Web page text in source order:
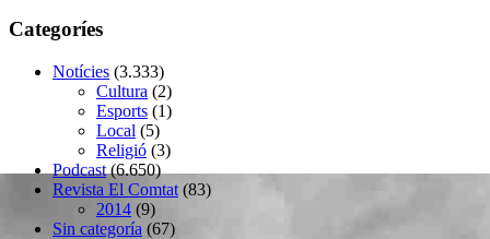
Categoríes
Notícies (3.333)
Cultura (2)
Esports (1)
Local (5)
Religió (3)
Podcast(6.650)
Revista El Comtat (83)
2014 (9)
Sin categoría (67)